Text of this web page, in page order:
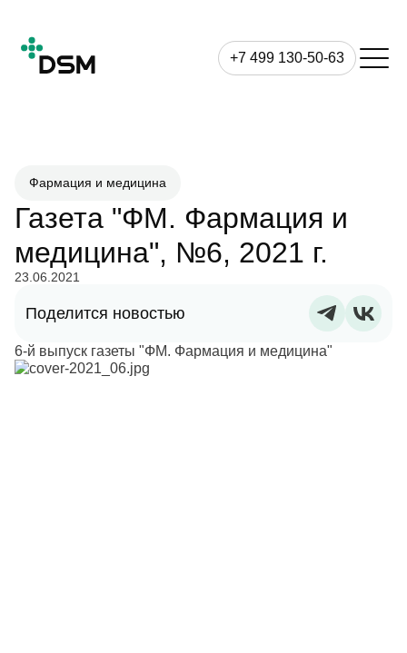
+7 499 130-50-63
Фармация и медицина
Газета "ФМ. Фармация и
медицина", №6, 2021 г.
23.06.2021
Поделится новостью
6-й выпуск газеты "ФМ. Фармация и медицина"